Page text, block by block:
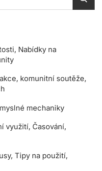
Nabídky na
komunitní soutěže,
mechaniky
využití, Časování,
Tipy na použití,